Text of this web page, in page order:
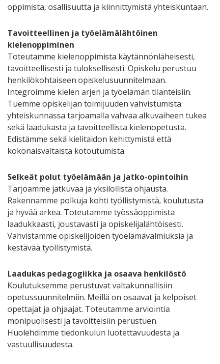
oppimista, osallisuutta ja kiinnittymistä yhteiskuntaan.
Tavoitteellinen ja työelämälähtöinen
kielenoppiminen
Toteutamme kielenoppimista käytännönläheisesti,
tavoitteellisesti ja tuloksellisesti. Opiskelu perustuu
henkilökohtaiseen opiskelusuunnitelmaan.
Integroimme kielen arjen ja työelämän tilanteisiin.
Tuemme opiskelijan toimijuuden vahvistumista
yhteiskunnassa tarjoamalla vahvaa alkuvaiheen tukea
sekä laadukasta ja tavoitteellista kielenopetusta.
Edistämme sekä kielitaidon kehittymistä että
kokonaisvaltaista kotoutumista.
Selkeät polut työelämään ja jatko-opintoihin
Tarjoamme jatkuvaa ja yksilöllistä ohjausta.
Rakennamme polkuja kohti työllistymistä, koulutusta
ja hyvää arkea. Toteutamme työssäoppimista
laadukkaasti, joustavasti ja opiskelijalähtöisesti.
Vahvistamme opiskelijoiden työelämävalmiuksia ja
kestävää työllistymistä.
Laadukas pedagogiikka ja osaava henkilöstö
Koulutuksemme perustuvat valtakunnallisiin
opetussuunnitelmiin. Meillä on osaavat ja kelpoiset
opettajat ja ohjaajat. Toteutamme arviointia
monipuolisesti ja tavoitteisiin perustuen.
Huolehdimme tiedonkulun luotettavuudesta ja
vastuullisuudesta.